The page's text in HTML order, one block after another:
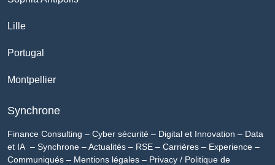
Lille
Portugal
Montpellier
Synchrone
Finance Consulting – Cyber sécurité – Digital et Innovation – Data
et IA – Synchrone –Actualités – RSE – Carrières – Experience –
Communiqués – Mentions légales – Privacy / Politique de